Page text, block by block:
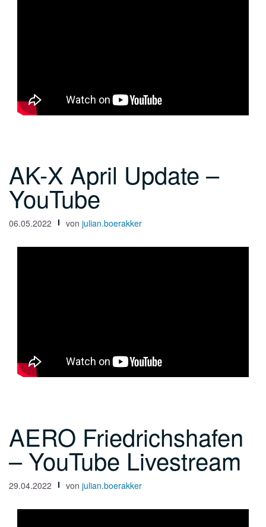
AK-X April Update –
YouTube
06.05.2022 von julian.boerakker
AERO Friedrichshafen
– YouTube Livestream
29.04.2022 von julian.boerakker